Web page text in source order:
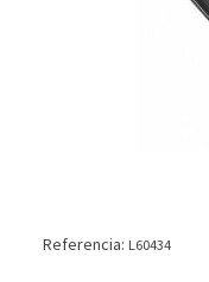
Referencia: L60434